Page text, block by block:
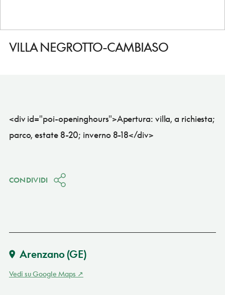
VILLA NEGROTTO-CAMBIASO
<div id="poi-openinghours">Apertura: villa, a richiesta;
parco, estate 8-20; inverno 8-18</div>
CONDIVIDI
Arenzano(GE)
Vedi su Google Maps